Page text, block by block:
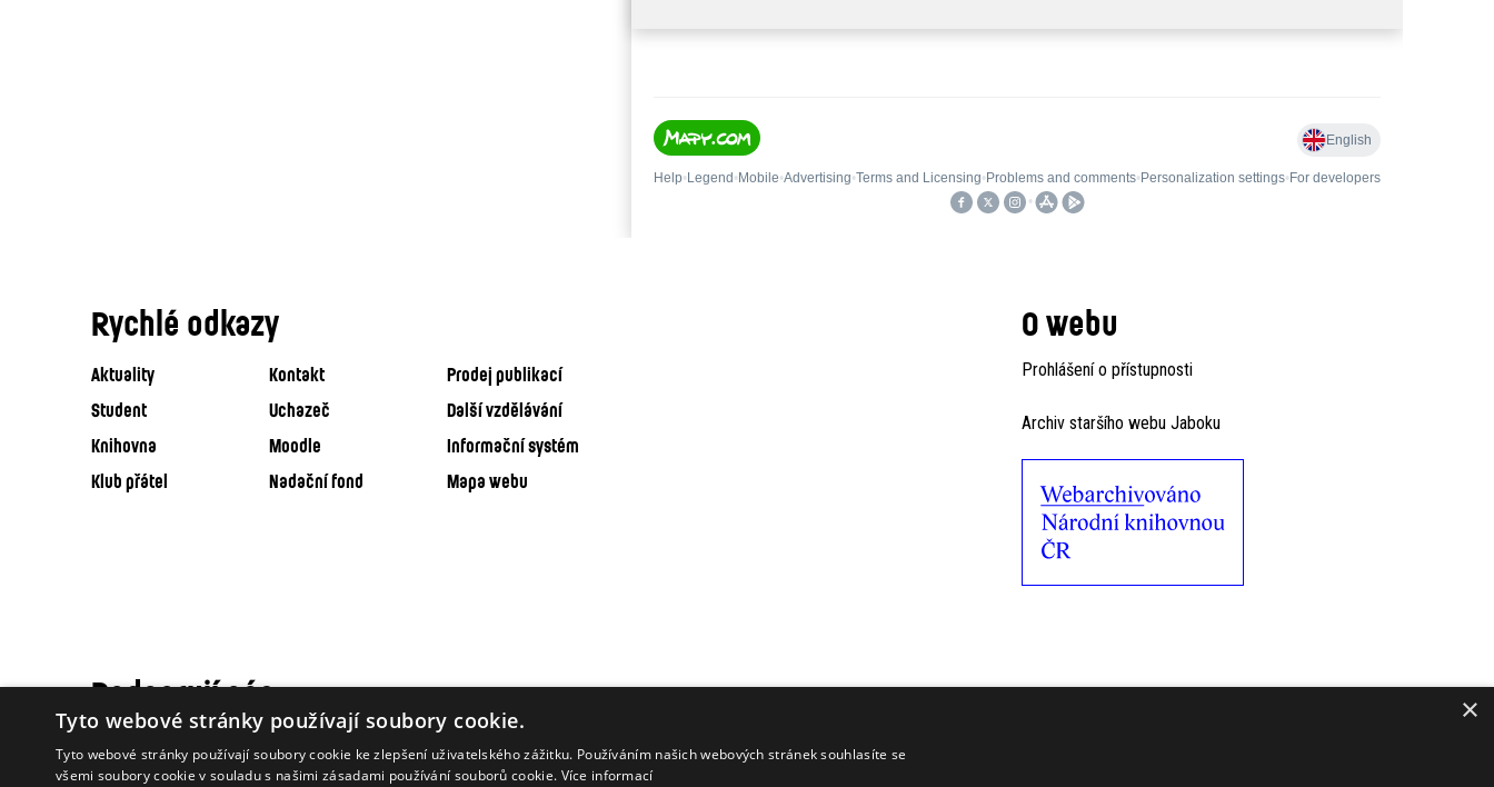
Rychlé odkazy
Aktuality Kontakt
Prodej publikací
Student
Uchazeč
Další vzdělávání
Knihovna
Moodle
Informační systém
Klub přátel
Nadační fond Mapa webu
O webu
Prohlášení o přístupnosti
Archiv staršího webu Jaboku
Podporují nás ×
Tyto webové stránky používají soubory cookie.
Tyto webové stránky používají soubory cookie ke zlepšení uživatelského zážitku. Používáním našich webových stránek souhlasíte se
všemi soubory cookie v souladu s našimi zásadami používání souborů cookie. Více informací